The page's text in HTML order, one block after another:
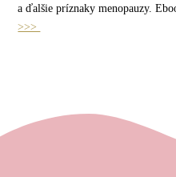
a ďalšie príznaky menopauzy.
>>>